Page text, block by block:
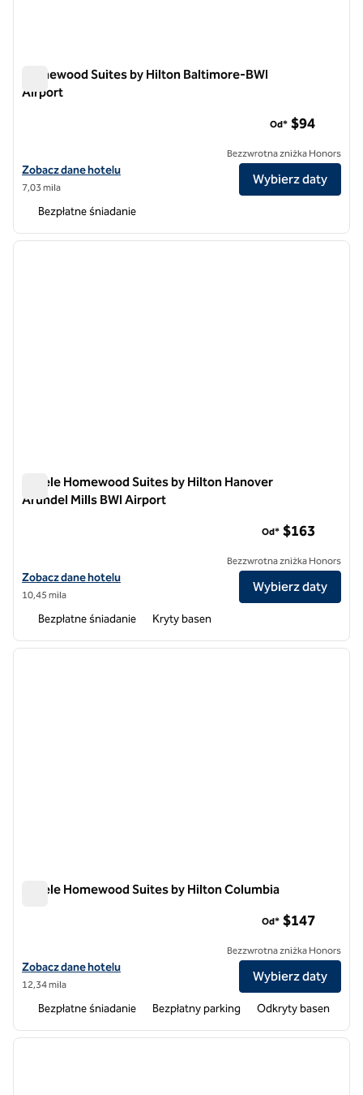
Homewood Suites by Hilton Baltimore-BWI
Airport
Zobacz szczegóły hotelu dla lotniska Homewood Suites by Hilton
Zobacz dane hotelu
7,03 mila
Od* $94
Bezzwrotna zniżka Honors
Wybierz daty
Bezpłatne śniadanie
1 z 12
Hotele Homewood Suites by Hilton Hanover
Arundel Mills BWI Airport
Zobacz szczegóły hotelu Homewood Suites by Hilton Hanover
Zobacz dane hotelu
10,45 mila
Od* $163
Bezzwrotna zniżka Honors
Wybierz daty
Bezpłatne śniadanie Kryty basen
1 z 12
Hotele Homewood Suites by Hilton Columbia
Zobacz szczegóły hotelu Homewood Suites by Hilton Columbia
Zobacz dane hotelu
12,34 mila
Od* $147
Bezzwrotna zniżka Honors
Wybierz daty
Bezpłatne śniadanie Bezpłatny parking Odkryty basen
1 z 11